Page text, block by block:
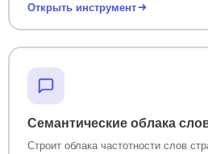
Открыть инструмент
Семантические облака
Строит облака частотности слов